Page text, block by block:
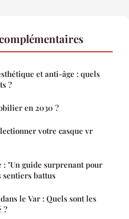
et anti-âge : quels
?
en 2030 ?
votre casque vr
"Un guide surprenant pour
sentiers battus
le Var : Quels sont les
?